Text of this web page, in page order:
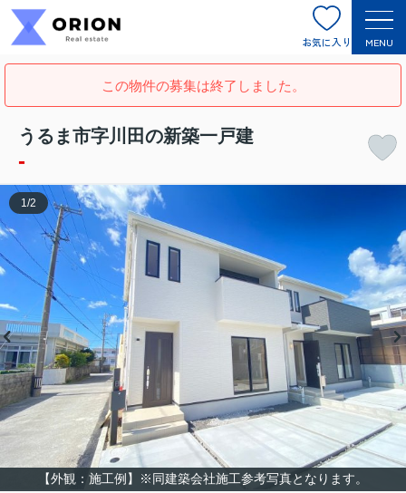
お気に入り MENU
この物件の募集は終了しました。
うるま市字川田の新築一戸建
-
【外観：施工例】※同建築会社施工参考写真となります。
1 /2